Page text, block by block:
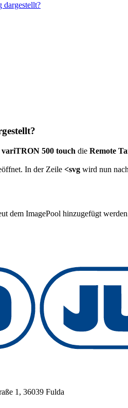
variTRON 500 touch die Remote
In der Zeile <svg wird nun
dem ImagePool hinzugefügt
1, 36039 Fulda